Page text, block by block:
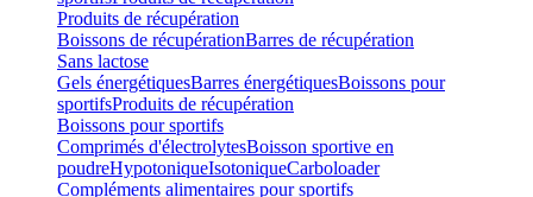
Produits de récupération
Boissons de récupérationBarres de récupération
Sans lactose
Gels énergétiquesBarres énergétiquesBoissons pour
sportifsProduits de récupération
Boissons pour sportifs
Comprimés d'électrolytesBoisson sportive en
poudreHypotoniqueIsotoniqueCarboloader
Compléments alimentaires pour sportifs